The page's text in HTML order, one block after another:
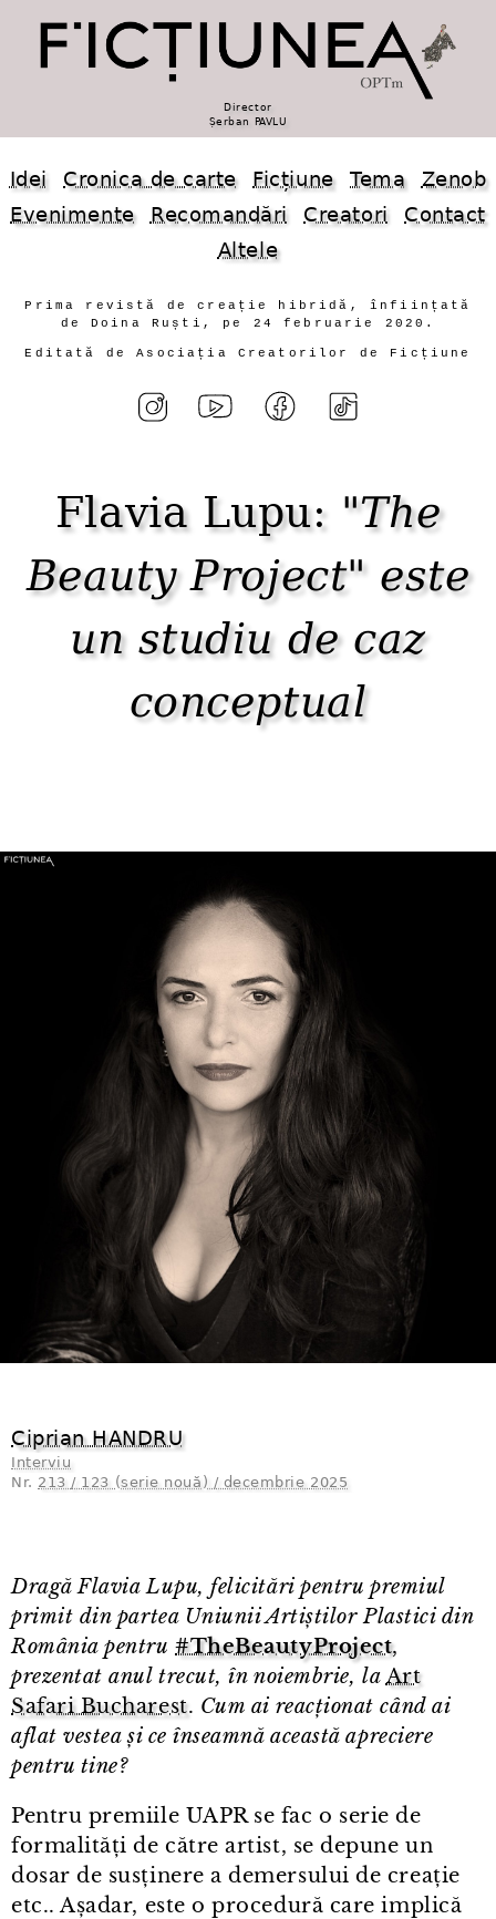
Director
Șerban PAVLU
Idei Cronica de carte Ficțiune Tema
Zenob
Evenimente
Recomandări Creatori
Contact
Altele
Prima revistă de creație hibridă, înființată
de Doina Ruști, pe 24 februarie 2020.
Editată de Asociația Creatorilor de Ficțiune
Flavia Lupu: "The
Beauty Project" este
un studiu de caz
conceptual
Ciprian HANDRU
Interviu
Nr. 213 / 123 (serie nouă) / decembrie 2025
Dragă Flavia Lupu, felicitări pentru premiul
primit din partea Uniunii Artiștilor Plastici din
România pentru #TheBeautyProject,
prezentat anul trecut, în noiembrie, la Art
Safari Bucharest. Cum ai reacționat când ai
aflat vestea și ce înseamnă această apreciere
pentru tine?
Pentru premiile UAPR se fac o serie de
formalități de către artist, se depune un
dosar de susținere a demersului de creație
etc.. Așadar, este o procedură care implică